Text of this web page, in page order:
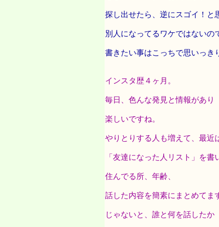
探し出せたら、逆にスゴイ！と
別人になってるワケではないの
書きたい事はこっちで思いっき
インスタ歴４ヶ月。
毎日、色んな発見と情報があり
楽しいですね。
やりとりする人も増えて、最近
「友達になった人リスト」を書
住んでる所、年齢、
話した内容を簡素にまとめてま
じゃないと、誰と何を話したか